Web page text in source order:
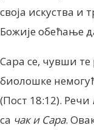
своја искуства и
Божије обећање
Сара се, чувши те
биолошке
(Пост 18:12). Речи
са чак и Сара.